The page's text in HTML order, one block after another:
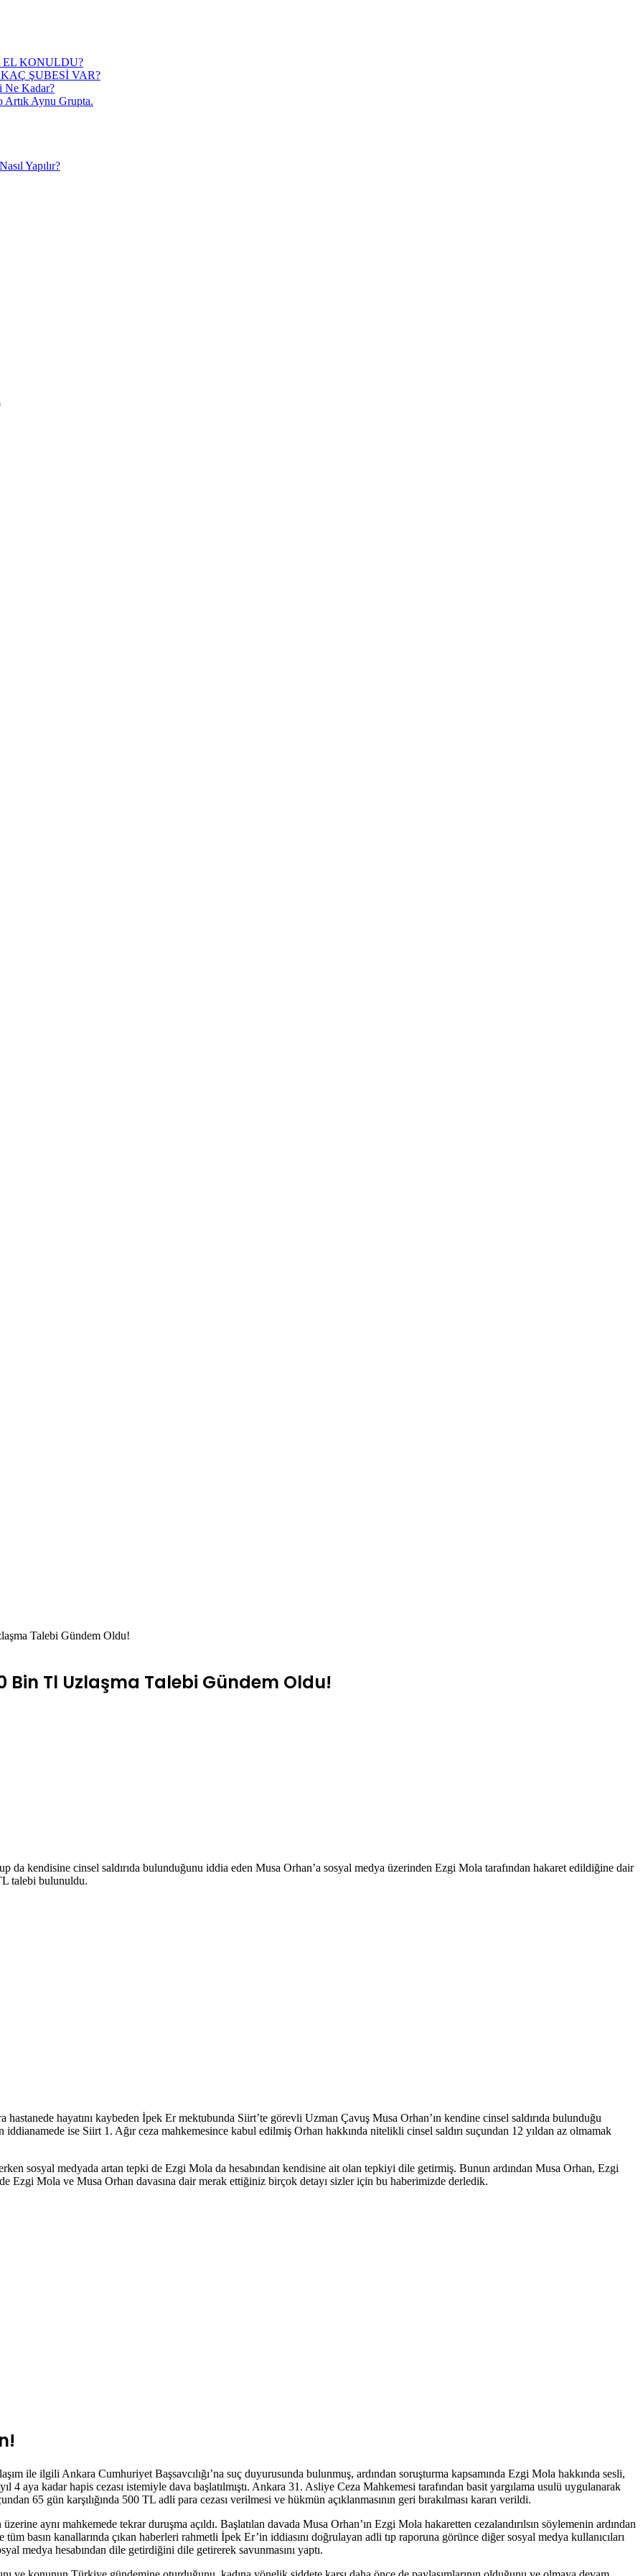
KONULDU?
ŞUBESİ VAR?
Ne Kadar?
Artık Aynu Grupta.
Yapılır?
Talebi Gündem Oldu!
Bin Tl Uzlaşma Talebi Gündem Oldu!
da kendisine cinsel saldırıda bulunduğunu iddia eden Musa Orhan’a sosyal medya üzerinden Ezgi Mola tarafından hakaret edildiğine dair
talebi bulunuldu.
hayatını kaybeden İpek Er mektubunda Siirt’te görevli Uzman Çavuş Musa Orhan’ın kendine cinsel saldırıda bulunduğu
iddianamede ise Siirt 1. Ağır ceza mahkemesince kabul edilmiş Orhan hakkında nitelikli cinsel saldırı suçundan 12 yıldan az olmamak
sosyal medyada artan tepki de Ezgi Mola da hesabından kendisine ait olan tepkiyi dile getirmiş. Bunun ardından Musa Orhan, Ezgi
Ezgi Mola ve Musa Orhan davasına dair merak ettiğiniz birçok detayı sizler için bu haberimizde derledik.
ile ilgili Ankara Cumhuriyet Başsavcılığı’na suç duyurusunda bulunmuş, ardından soruşturma kapsamında Ezgi Mola hakkında sesli,
aya kadar hapis cezası istemiyle dava başlatılmıştı. Ankara 31. Asliye Ceza Mahkemesi tarafından basit yargılama usulü uygulanarak
65 gün karşılığında 500 TL adli para cezası verilmesi ve hükmün açıklanmasının geri bırakılması kararı verildi.
aynı mahkemede tekrar duruşma açıldı. Başlatılan davada Musa Orhan’ın Ezgi Mola hakaretten cezalandırılsın söylemenin ardından
basın kanallarında çıkan haberleri rahmetli İpek Er’in iddiasını doğrulayan adli tıp raporuna görünce diğer sosyal medya kullanıcıları
medya hesabından dile getirdiğini dile getirerek savunmasını yaptı.